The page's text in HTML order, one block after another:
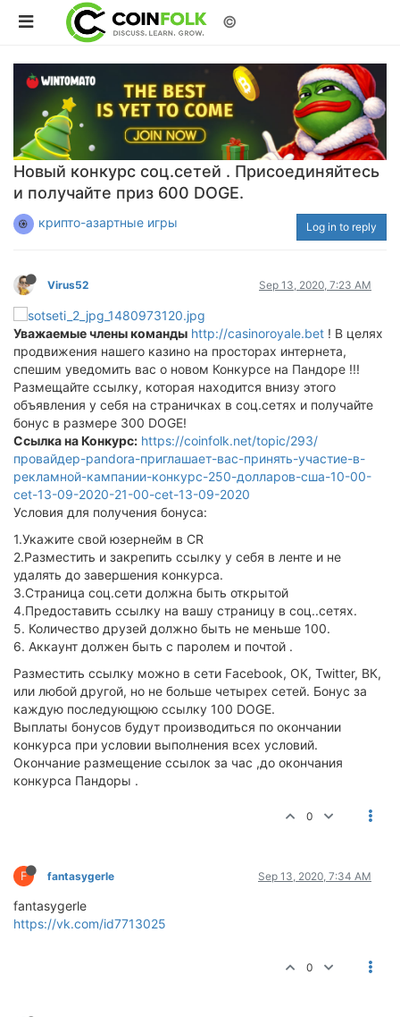
©
Новый конкурс соц.сетей . Присоединяйтесь
и получайте приз 600 DOGE.
крипто-азартные игры Log in to reply
Virus52 Sep 13, 2020, 7:23 AM
Уважаемые члены команды http://casinoroyale.bet ! В целях
продвижения нашего казино на просторах интернета,
спешим уведомить вас о новом Конкурсе на Пандоре !!!
Размещайте ссылку, которая находится внизу этого
объявления у себя на страничках в соц.сетях и получайте
бонус в размере 300 DOGE!
Ссылка на Конкурс: https://coinfolk.net/topic/293/
провайдер-pandora-приглашает-вас-принять-участие-в-
рекламной-кампании-конкурс-250-долларов-сша-10-00-
cet-13-09-2020-21-00-cet-13-09-2020
Условия для получения бонуса:
1.Укажите свой юзернейм в CR
2.Разместить и закрепить ссылку у себя в ленте и не
удалять до завершения конкурса.
3.Страница соц.сети должна быть открытой
4.Предоставить ссылку на вашу страницу в соц..сетях.
5. Количество друзей должно быть не меньше 100.
6. Аккаунт должен быть с паролем и почтой .
Разместить ссылку можно в сети Facebook, ОК, Twitter, ВК,
или любой другой, но не больше четырех сетей. Бонус за
каждую последующюю ссылку 100 DOGE.
Выплаты бонусов будут производиться по окончании
конкурса при условии выполнения всех условий.
Окончание размещение ссылок за час ,до окончания
конкурса Пандоры .
0
F fantasygerle Sep 13, 2020, 7:34 AM
fantasygerle
https://vk.com/id7713025
0